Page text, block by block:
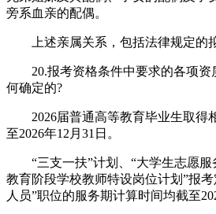
旁系血亲的配偶。
上述亲属关系，包括法律规定的拟
20.报考资格条件中要求的各项资
何确定的?
2026届普通高等教育毕业生取得
至2026年12月31日。
“三支一扶”计划、“大学生志愿服
教育阶段学校教师特设岗位计划”报
人员”职位的服务期计算时间均截至